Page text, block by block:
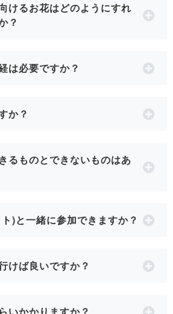
けるお花はどのようにすれ
？
は必要ですか？
か？
るものとできないものはあ
)と一緒に参加できますか？
けば良いですか？